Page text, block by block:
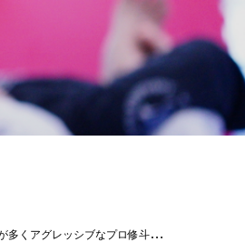
合 バンタム級（-61.2ｋｇ）5分2R △山本 敦章（千葉/THE BLACK BELT JAPAN） 61.2kg ドロー 0-0 △水嶋 敬志（福井/THE BLACK BELT JAPAN） 60.9kg 第2試合 ストロー級（-52.2kg）5分2R ×ふじい☆ペリー（広島/BURST） 52.1kg S 1R 0’45” 腕十字固め ○金内サイダー雄哉（沖縄那覇/THE BLACK BELT JAPAN） 52.2kg 第1試合 ストロー級（-52.2kg）5分2R ×PINKY（沖縄那覇/THE BLACK BELT JAPAN） 51.8kg 判定 1-2 ○濱口 浩大（広島/BURST） 51.7kg #shooto1110 #修斗 #shooto #EVERGROUND #斬修斗沖縄 #沖縄 #那覇 #コザ #MMA #総合格闘技 #THEBLACKBELTJAPAN